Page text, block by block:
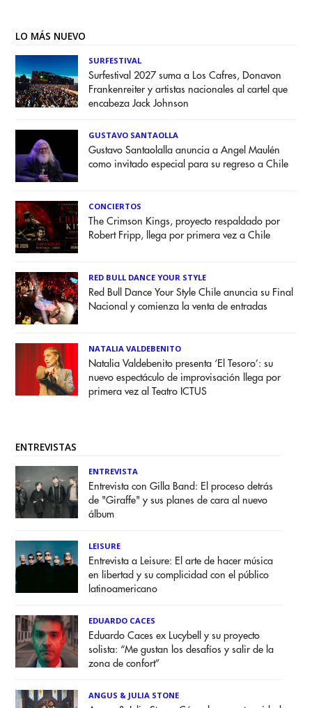
LO MÁS NUEVO
SURFESTIVAL
Surfestival 2027 suma a Los Cafres, Donavon
Frankenreiter y artistas nacionales al cartel que
encabeza Jack Johnson
GUSTAVO SANTAOLLA
Gustavo Santaolalla anuncia a Angel Maulén
como invitado especial para su regreso a Chile
CONCIERTOS
The Crimson Kings, proyecto respaldado por
Robert Fripp, llega por primera vez a Chile
RED BULL DANCE YOUR STYLE
Red Bull Dance Your Style Chile anuncia su Final
Nacional y comienza la venta de entradas
NATALIA VALDEBENITO
Natalia Valdebenito presenta ‘El Tesoro’: su
nuevo espectáculo de improvisación llega por
primera vez al Teatro ICTUS
ENTREVISTAS
ENTREVISTA
Entrevista con Gilla Band: El proceso detrás
de "Giraffe" y sus planes de cara al nuevo
álbum
LEISURE
Entrevista a Leisure: El arte de hacer música
en libertad y su complicidad con el público
latinoamericano
EDUARDO CACES
Eduardo Caces ex Lucybell y su proyecto
solista: “Me gustan los desafíos y salir de la
zona de confort”
ANGUS & JULIA STONE